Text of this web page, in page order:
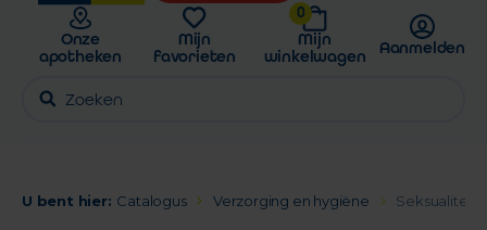
Onze
apotheken
Mijn
favorieten
0
Mijn
winkelwagen
Aanmelden
U bent hier: Catalogus Verzorging en hygiëne Seksualiteit